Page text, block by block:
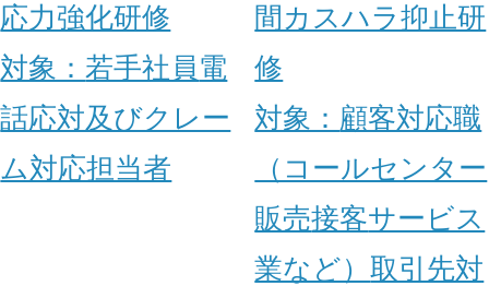
応力強化研修
対象： 若手社員電
話応対及びクレー
ム対応担当者
間カスハラ抑止研
修
対象： 顧客対応職
（コールセンター
販売接客サービス
業など）取引先対